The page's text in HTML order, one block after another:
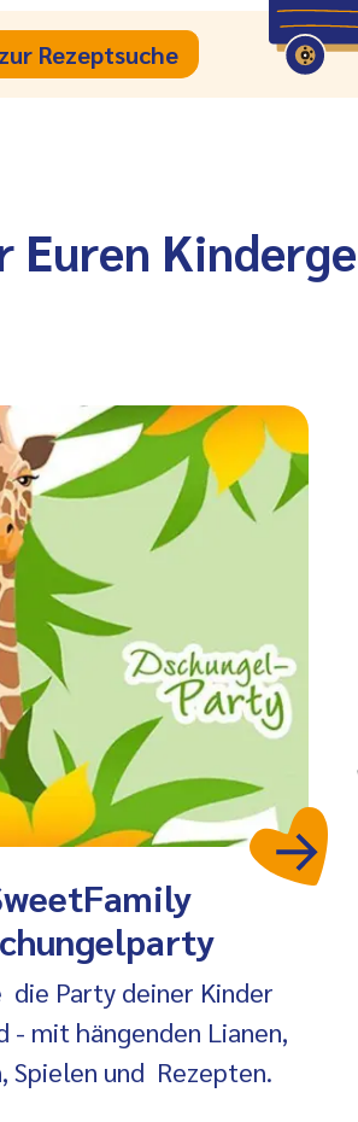
zur Rezeptsuche
Euren
Party deiner Kinder
- mit hängenden Lianen,
Spielen und Rezepten.